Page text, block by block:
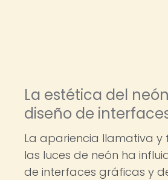
La estética del
diseño de
La apariencia llamativa y
las luces de neón ha
de interfaces gráficas y